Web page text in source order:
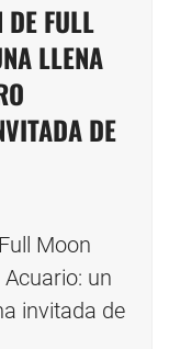
DE FULL
LLENA
DE